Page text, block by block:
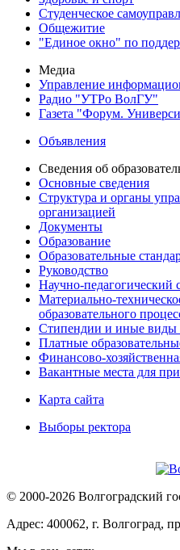
Студенческое
Общежитие
"Единое окно" по
Медиа
Управление
Радио "УТРо ВолГУ"
Газета "Форум.
Объявления
Сведения об
Основные сведения
Структура и органы
организацией
Документы
Образование
Образовательные
Руководство
Научно-педагогический
Материально-
образовательного
Стипендии и иные виды
Платные
Финансово-
Вакантные места для
Карта сайта
Выборы ректора
© 2000-2026 Волгоградский
Адрес: 400062, г. Волгоград,